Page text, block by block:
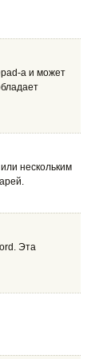
а и может
нескольким
Эта